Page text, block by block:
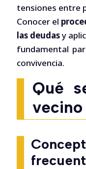
tensiones entre
Conocer el
las deudasy
fundamental
convivencia.
Qué